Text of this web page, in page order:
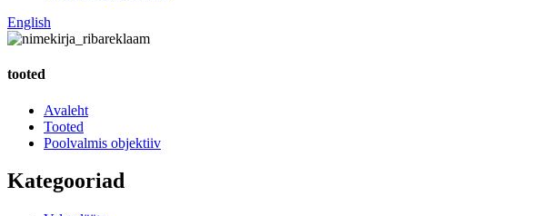
English
tooted
Avaleht
Tooted
Poolvalmis objektiiv
Kategooriad